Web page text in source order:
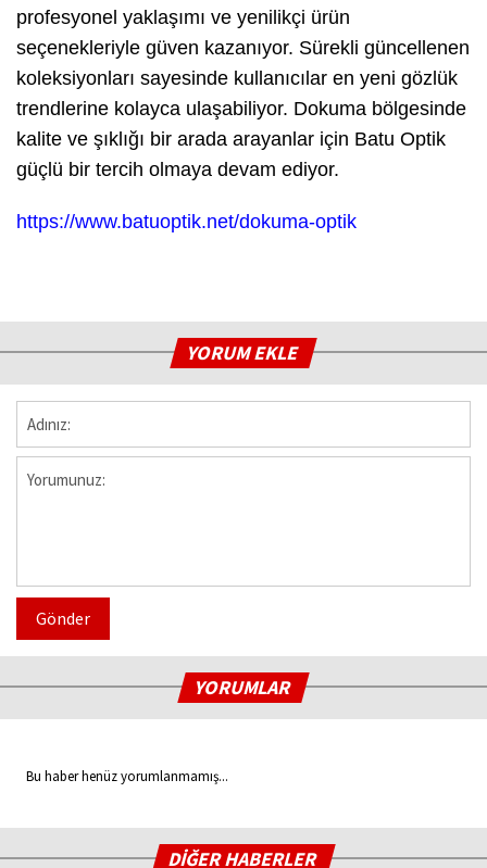
profesyonel yaklaşımı ve yenilikçi ürün
seçenekleriyle güven kazanıyor. Sürekli güncellenen
koleksiyonları sayesinde kullanıcılar en yeni gözlük
trendlerine kolayca ulaşabiliyor. Dokuma bölgesinde
kalite ve şıklığı bir arada arayanlar için Batu Optik
güçlü bir tercih olmaya devam ediyor.
https://www.batuoptik.net/dokuma-optik
YORUM EKLE
Gönder
YORUMLAR
Bu haber henüz yorumlanmamış...
DİĞER HABERLER